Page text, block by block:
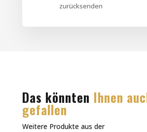
zurücksenden
Das könnten Ihnen
gefallen
Weitere Produkte aus der